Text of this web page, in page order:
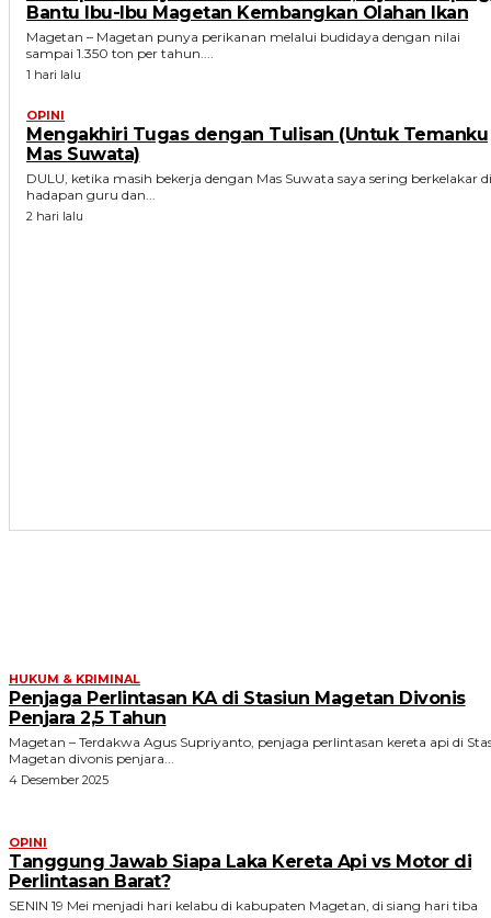
Bantu Ibu-Ibu Magetan Kembangkan Olahan Ikan
Magetan – Magetan punya perikanan melalui budidaya dengan nilai
sampai 1.350 ton per tahun....
1 hari lalu
OPINI
Mengakhiri Tugas dengan Tulisan (Untuk Temanku
Mas Suwata)
DULU, ketika masih bekerja dengan Mas Suwata saya sering berkelakar di
hadapan guru dan...
2 hari lalu
HUKUM & KRIMINAL
Penjaga Perlintasan KA di Stasiun Magetan Divonis
Penjara 2,5 Tahun
Magetan – Terdakwa Agus Supriyanto, penjaga perlintasan kereta api di
Magetan divonis penjara...
4 Desember 2025
OPINI
Tanggung Jawab Siapa Laka Kereta Api vs Motor di
Perlintasan Barat?
SENIN 19 Mei menjadi hari kelabu di kabupaten Magetan, di siang hari tiba